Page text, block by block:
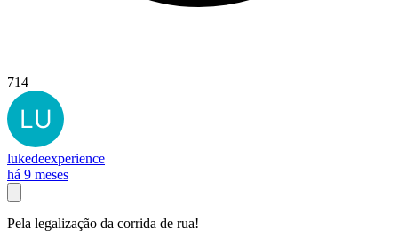
714
lukedeexperience
há 9 meses
Pela legalização da corrida de rua!